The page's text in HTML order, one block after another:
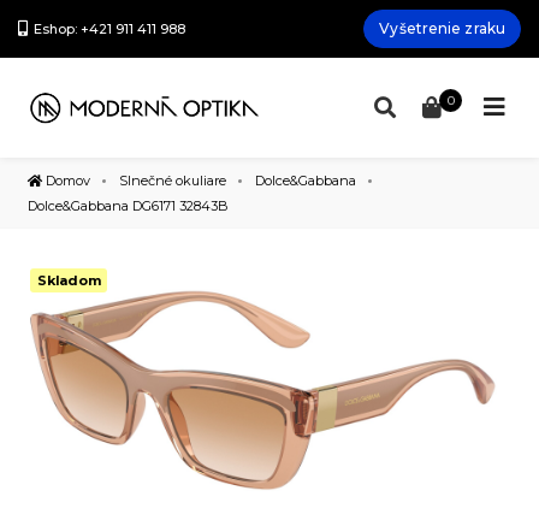
Eshop: +421 911 411 988 Vyšetrenie zraku
0
Domov Slnečné okuliare
Dolce&Gabbana
Dolce&Gabbana DG6171 32843B
Skladom